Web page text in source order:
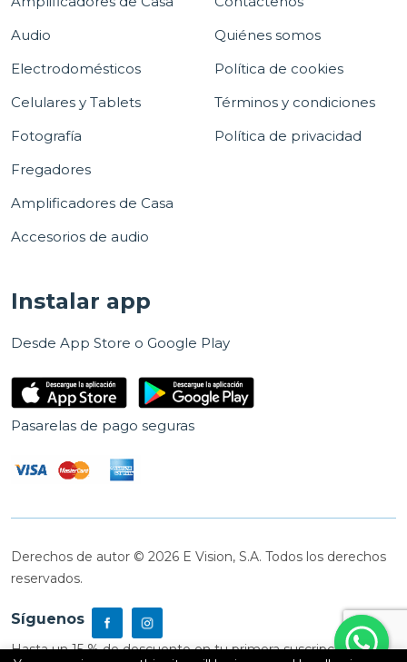
Audio
Electrodomésticos
Celulares y Tablets
Fotografía
Fregadores
Amplificadores de Casa
Accesorios de audio
Quiénes somos
Política de cookies
Términos y condiciones
Política de privacidad
Instalar app
Desde App Store o Google Play
Pasarelas de pago seguras
Derechos de autor © 2026 E Vision, S.A. Todos los derechos
reservados.
Síguenos
Hasta un 15 % de descuento en tu primera suscripción